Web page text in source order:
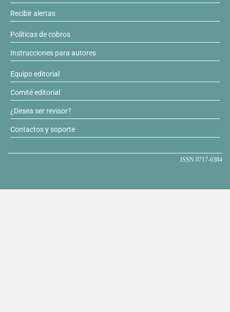
Recibir alertas
Políticas de cobros
Instrucciones para autores
Equipo editorial
Comité editorial
¿Desea ser revisor?
Contactos y soporte
ISSN 0717-6384